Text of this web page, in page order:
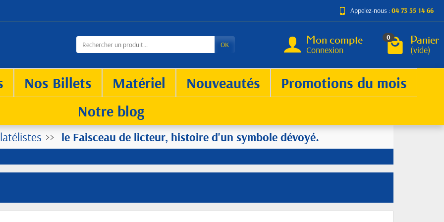
Appelez-nous :04 73 55 14 66
OK Mon compte
Connexion
0 Panier
(vide)
Nos Billets Matériel Nouveautés
Promotions du mois
Notre blog
le Faisceau de licteur, histoire d'un symbole dévoyé.